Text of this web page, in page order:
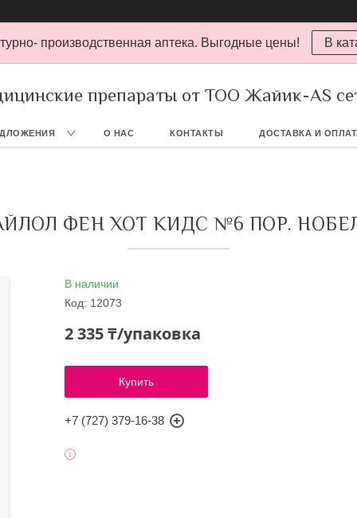
производственная аптека. Выгодные цены! В
препараты от ТОО Жайик-AS
О НАС КОНТАКТЫ ДОСТАВКА И
ФЕН ХОТ КИДС №6 ПОР.
В наличии
Код: 12073
2 335 ₸/упаковка
Купить
+7 (727) 379-16-38